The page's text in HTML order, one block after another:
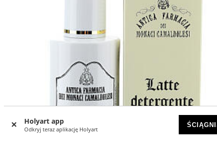
Holyart app
Odkryj teraz aplikację Holyart